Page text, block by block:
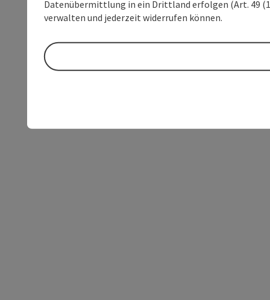
Datenübermittlung in ein Drittland erfolgen (Art. 49
verwalten und jederzeit widerrufen können.